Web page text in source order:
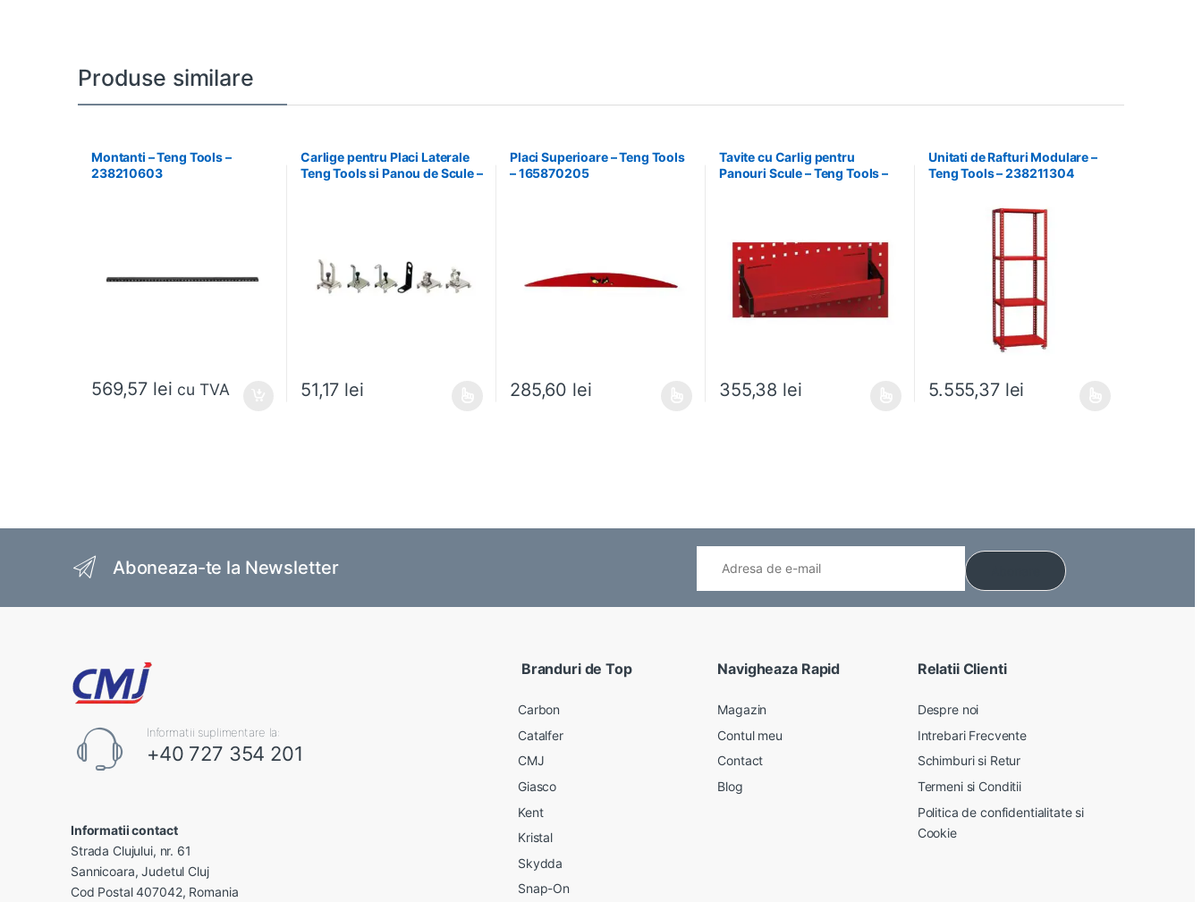
Produse similare
Montanti – Teng Tools –
238210603
569,57 lei cu TVA
Carlige pentru Placi Laterale
Teng Tools si Panou de Scule –
51,17 lei
Acest produs are mai multe variații. Opțiunile pot fi alese în pagina produsului.
Placi Superioare – Teng Tools
– 165870205
285,60 lei
Acest produs are mai multe variații. Opțiunile pot fi alese în pagina produsului.
Tavite cu Carlig pentru
Panouri Scule – Teng Tools –
355,38 lei
Acest produs are mai multe variații. Opțiunile pot fi alese în pagina produsului.
Unitati de Rafturi Modulare –
Teng Tools – 238211304
5.555,37 lei
Acest produs are mai multe variații. Opțiunile
Aboneaza-te la Newsletter
Informatii suplimentare la:
+40 727 354 201
Informatii contact
Strada Clujului, nr. 61
Sannicoara, Judetul Cluj
Cod Postal 407042, Romania
Branduri de Top
Carbon
Catalfer
CMJ
Giasco
Kent
Kristal
Skydda
Snap-On
Navigheaza Rapid
Magazin
Contul meu
Contact
Blog
Relatii Clienti
Despre noi
Intrebari Frecvente
Schimburi si Retur
Termeni si Conditii
Politica de confidentialitate si
Cookie